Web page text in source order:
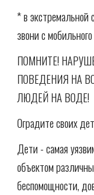
* в экстремальной
звони с
ПОМНИТЕ!
ПОВЕДЕНИЯ НА
ЛЮДЕЙ НА ВОДЕ!
Оградите своих
Дети - самая
объектом
беспомощности,